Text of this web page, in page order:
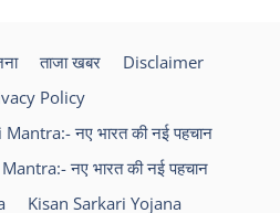
ताजा खबर
Disclaimer
Policy
नए भारत की नई पहचान
नए भारत की नई पहचान
Kisan Sarkari Yojana